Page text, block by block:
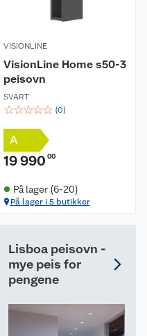
VISIONLINE
VisionLine Home s50-3
peisovn
SVART
☆☆☆☆☆ (0)
A
19 990 00
På lager (6-20)
På lager i 5 butikker
Lisboa peisovn -
mye peis for
pengene